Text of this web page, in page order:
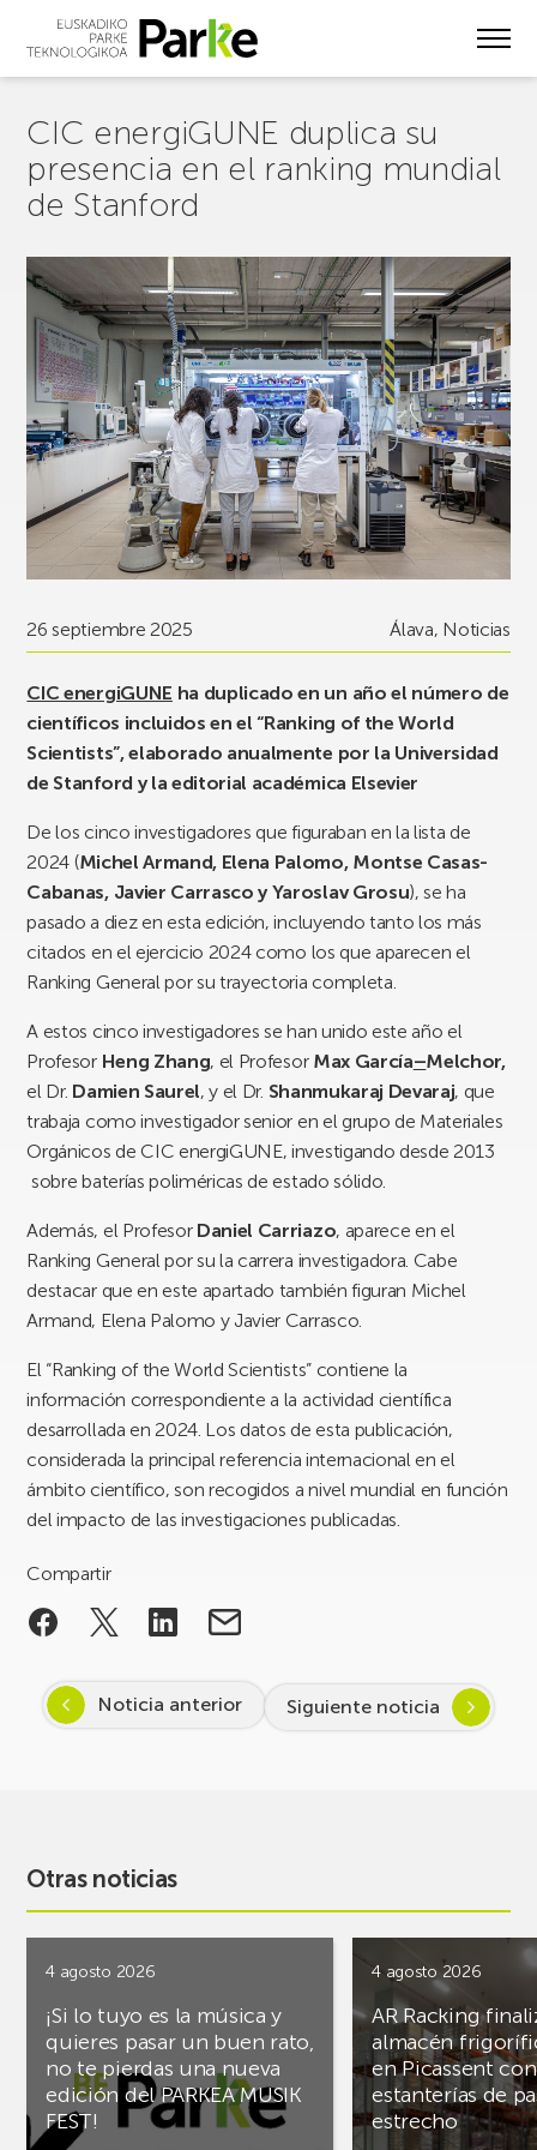
CIC energiGUNE duplica su
presencia en el ranking mundial
de Stanford
26 septiembre 2025 Álava, Noticias
CIC energiGUNE ha duplicado en un año el número de
científicos incluidos en el “Ranking of the World
Scientists”, elaborado anualmente por la Universidad
de Stanford y la editorial académica Elsevier
De los cinco investigadores que figuraban en la lista de
2024 (Michel Armand, Elena Palomo, Montse Casas-
Cabanas, Javier Carrasco y Yaroslav Grosu), se ha
pasado a diez en esta edición, incluyendo tanto los más
citados en el ejercicio 2024 como los que aparecen el
Ranking General por su trayectoria completa.
A estos cinco investigadores se han unido este año el
Profesor Heng Zhang, el Profesor Max García–Melchor,
el Dr. Damien Saurel, y el Dr. Shanmukaraj Devaraj, que
trabaja como investigador senior en el grupo de Materiales
Orgánicos de CIC energiGUNE, investigando desde 2013
sobre baterías poliméricas de estado sólido.
Además, el Profesor Daniel Carriazo, aparece en el
Ranking General por su la carrera investigadora. Cabe
destacar que en este apartado también figuran Michel
Armand, Elena Palomo y Javier Carrasco.
El “Ranking of the World Scientists” contiene la
información correspondiente a la actividad científica
desarrollada en 2024. Los datos de esta publicación,
considerada la principal referencia internacional en el
ámbito científico, son recogidos a nivel mundial en función
del impacto de las investigaciones publicadas.
Compartir
Noticia anterior Siguiente noticia
Otras noticias
4 agosto 2026
¡Si lo tuyo es la música y
quieres pasar un buen rato,
no te pierdas una nueva
edición del PARKEA MUSIK
FEST!
4 agosto 2026
AR Racking
almacén
en Picassent con
estanterías de
estrecho